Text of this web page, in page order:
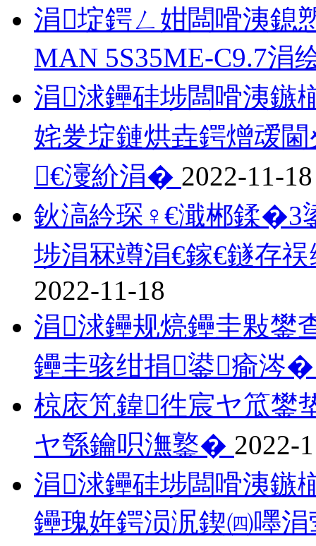
涓埞鍔ㄥ姏闆嗗洟鎴
MAN 5S35ME-C9.7涓
涓浗鑸硅埗闆嗗洟鏃
姹夎埞鏈烘垚鍔熷叆
€濅紒涓� 2022-11-18
鈥滈紟琛♀€濈郴鍒�3
埗涓冧竴涓€鎵€鐩存
2022-11-18
涓浗鑸规煷鑸圭敤鐢
鑸圭骇绀捐鍙瘉涔
椋庡竼鍏徃宸ヤ笟鐢
ヤ綔鑰呮潕鐜� 2022-
涓浗鑸硅埗闆嗗洟鏃
鑸瑰姩鍔涢泦鍥㈣嚜